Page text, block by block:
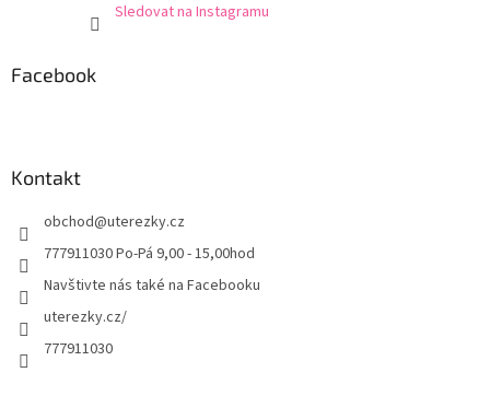
Sledovat na Instagramu
Facebook
Kontakt
obchod@uterezky.cz
777911030 Po-Pá 9,00 - 15,00hod
Navštivte nás také na Facebooku
uterezky.cz/
777911030